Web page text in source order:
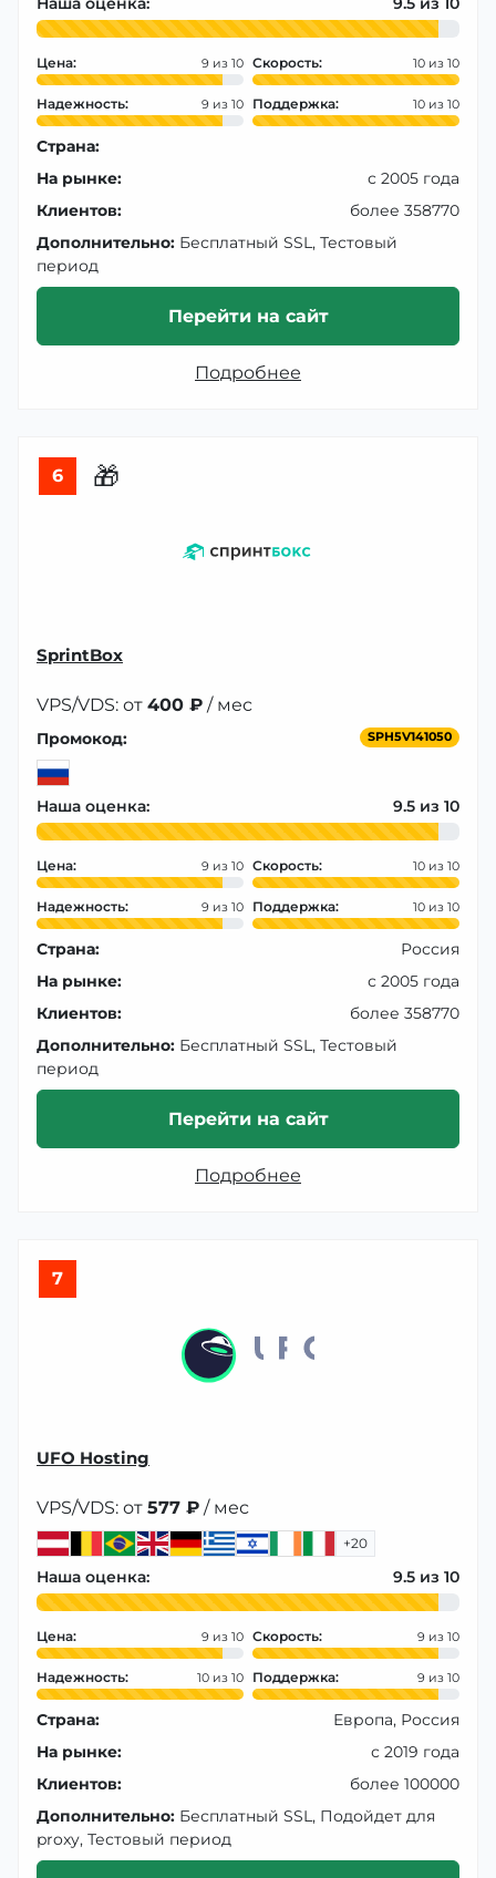
Цена: 9 Скорость: 10
Надежность: 9 Поддержка: 10
Страна:
На рынке:
с 2005 года
Клиентов:
более 358770
Дополнительно: Бесплатный SSL, Тестовый
период
Перейти на сайт
Подробнее
6 🎁
SprintBox
VPS/VDS: от 400 ₽ / мес
Промокод: SPH5V141050
Наша оценка: 9.5
Цена: 9 Скорость: 10
Надежность: 9 Поддержка: 10
Страна:
Россия
На рынке:
с 2005 года
Клиентов:
более 358770
Дополнительно: Бесплатный SSL, Тестовый
период
Перейти на сайт
Подробнее
7
UFO Hosting
VPS/VDS: от 577 ₽ / мес
+20
Наша оценка: 9.5
Цена: 9 Скорость: 9
Надежность: 10 Поддержка: 9
Страна:
Европа, Россия
На рынке:
с 2019 года
Клиентов:
более 100000
Дополнительно: Бесплатный SSL, Подойдет для
proxy, Тестовый период